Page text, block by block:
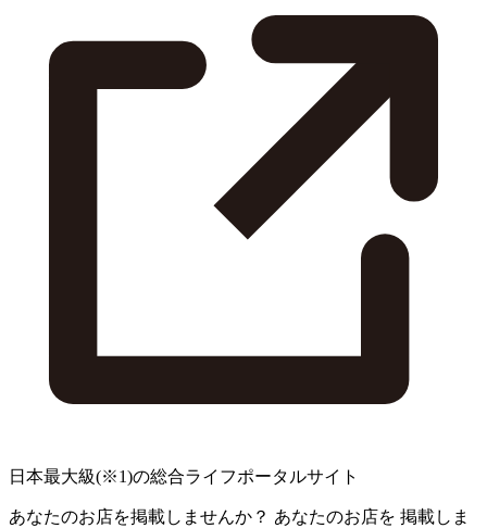
日本最大級(※1)の総合ライフポータルサイト
あなたのお店を掲載しませんか？ あなたのお店を 掲載しま